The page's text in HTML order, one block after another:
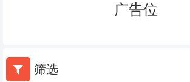
广告位
筛选